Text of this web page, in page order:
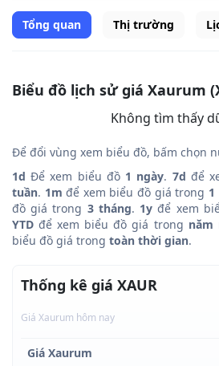
Tổng quan Thị trường
Biểu đồ lịch sử giá Xaurum
Không tìm thấy
Để đổi vùng xem biểu đồ, bấm chọn
1d Để xem biểu đồ 1 ngày. 7d để
tuần. 1m để xem biểu đồ giá trong 1
đồ giá trong 3 tháng. 1y để xem
YTD để xem biểu đồ giá trong năm
biểu đồ giá trong toàn thời gian.
Thống kê giá XAUR
Giá Xaurum hôm nay
Giá Xaurum